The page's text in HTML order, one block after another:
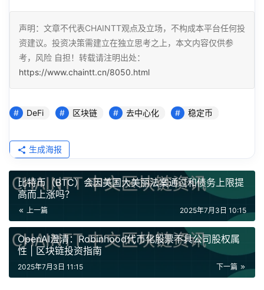
声明：文章不代表CHAINTT观点及立场，不构成本平台任何投
资建议。投资决策需建立在独立思考之上，本文内容仅供参
考，风险 自担！转载请注明出处：
https://www.chaintt.cn/8050.html
DeFi 区块链 去中心化 稳定币
生成海报
比特币（BTC）会因美国大美丽法案通过和债务上限提
高而上涨吗？
上一篇 2025年7月3日 10:15
OpenAI澄清：Robinhood代币化股票不具公司股权属
性 | 区块链投资指南
下一篇
2025年7月3日 11:15